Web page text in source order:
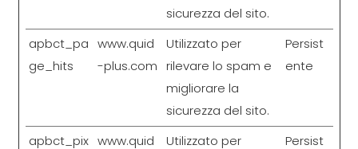
sicurezza del sito.
apbct_pa
ge_hits
www.quid
-plus.com
Utilizzato per
rilevare lo spam e
migliorare la
sicurezza del sito.
Persist
ente
apbct_pix www.quid
Utilizzato per
Persist